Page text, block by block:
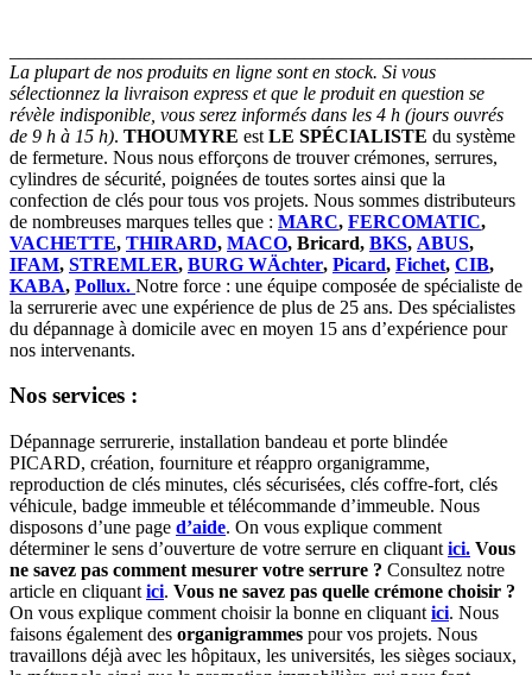
La plupart de nos produits en ligne sont en stock. Si vous
sélectionnez la livraison express et que le produit en question se
révèle indisponible, vous serez informés dans les 4 h (jours ouvrés
de 9 h à 15 h). THOUMYRE est LE SPÉCIALISTE du système
de fermeture. Nous nous efforçons de trouver crémones, serrures,
cylindres de sécurité, poignées de toutes sortes ainsi que la
confection de clés pour tous vos projets. Nous sommes distributeurs
de nombreuses marques telles que : MARC, FERCOMATIC,
VACHETTE, THIRARD, MACO, Bricard, BKS, ABUS,
IFAM, STREMLER, BURG WÄchter, Picard, Fichet, CIB,
KABA, Pollux. Notre force : une équipe composée de spécialiste de
la serrurerie avec une expérience de plus de 25 ans. Des spécialistes
du dépannage à domicile avec en moyen 15 ans d’expérience pour
nos intervenants.
Nos services :
Dépannage serrurerie, installation bandeau et porte blindée
PICARD, création, fourniture et réappro organigramme,
reproduction de clés minutes, clés sécurisées, clés coffre-fort, clés
véhicule, badge immeuble et télécommande d’immeuble. Nous
disposons d’une page d’aide. On vous explique comment
déterminer le sens d’ouverture de votre serrure en cliquant ici. Vous
ne savez pas comment mesurer votre serrure ? Consultez notre
article en cliquant ici. Vous ne savez pas quelle crémone choisir ?
On vous explique comment choisir la bonne en cliquant ici. Nous
faisons également des organigrammes pour vos projets. Nous
travaillons déjà avec les hôpitaux, les universités, les sièges sociaux,